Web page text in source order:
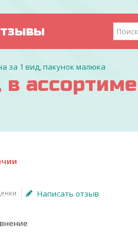
за 1 вид, пакунок малюка
Написать отзыв